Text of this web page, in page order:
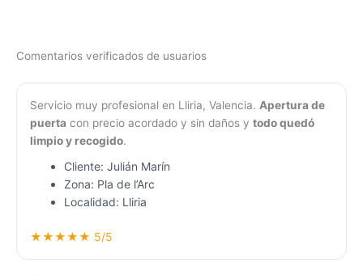
Comentarios verificados de usuarios
Servicio muy profesional en Lliria, Valencia. Apertura de
puerta con precio acordado y sin daños y todo quedó
limpio y recogido.
Cliente: Julián Marín
Zona: Pla de l’Arc
Localidad: Lliria
★★★★★ 5/5